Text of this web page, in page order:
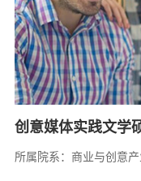
创意媒体实践文学
所属院系：商业与创意